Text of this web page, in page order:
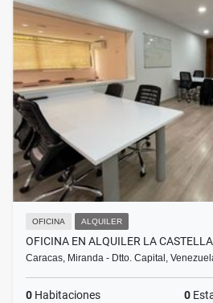
OFICINA ALQUILER
OFICINA EN ALQUILER LA
Caracas, Miranda - Dtto. Capital,
0 Habitaciones 0